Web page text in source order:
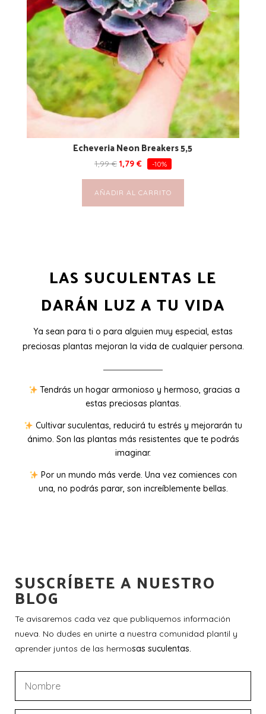
Echeveria Neon Breakers 5,5
1,99€ 1,79 € -10%
AÑADIR AL CARRITO
LAS SUCULENTAS LE
DARÁN LUZ A TU VIDA
Ya sean para ti o para alguien muy especial, estas
preciosas plantas mejoran la vida de cualquier persona.
Tendrás un hogar armonioso y hermoso, gracias a
estas preciosas plantas.
Cultivar suculentas, reducirá tu estrés y mejorarán tu
ánimo. Son las plantas más resistentes que te podrás
imaginar.
Por un mundo más verde. Una vez comiences con
una, no podrás parar, son increíblemente bellas.
SUSCRÍBETE A NUESTRO
BLOG
Te avisaremos cada vez que publiquemos información
nueva. No dudes en unirte a nuestra comunidad plantil y
aprender juntos de las hermosas suculentas.